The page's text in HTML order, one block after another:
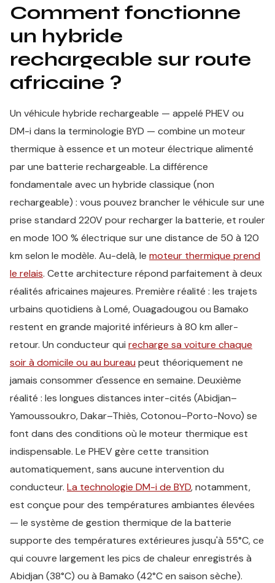
Comment fonctionne
un hybride
rechargeable sur route
africaine ?
Un véhicule hybride rechargeable — appelé PHEV ou
DM-i dans la terminologie BYD — combine un moteur
thermique à essence et un moteur électrique alimenté
par une batterie rechargeable. La différence
fondamentale avec un hybride classique (non
rechargeable) : vous pouvez brancher le véhicule sur une
prise standard 220V pour recharger la batterie, et rouler
en mode 100 % électrique sur une distance de 50 à 120
km selon le modèle. Au-delà, le moteur thermique prend
le relais. Cette architecture répond parfaitement à deux
réalités africaines majeures. Première réalité : les trajets
urbains quotidiens à Lomé, Ouagadougou ou Bamako
restent en grande majorité inférieurs à 80 km aller-
retour. Un conducteur qui recharge sa voiture chaque
soir à domicile ou au bureau peut théoriquement ne
jamais consommer d'essence en semaine. Deuxième
réalité : les longues distances inter-cités (Abidjan–
Yamoussoukro, Dakar–Thiès, Cotonou–Porto-Novo) se
font dans des conditions où le moteur thermique est
indispensable. Le PHEV gère cette transition
automatiquement, sans aucune intervention du
conducteur. La technologie DM-i de BYD, notamment,
est conçue pour des températures ambiantes élevées
— le système de gestion thermique de la batterie
supporte des températures extérieures jusqu'à 55°C, ce
qui couvre largement les pics de chaleur enregistrés à
Abidjan (38°C) ou à Bamako (42°C en saison sèche).